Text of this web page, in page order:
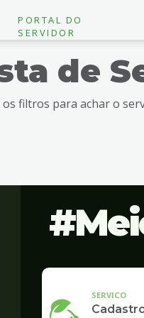
PORTAL DO
SERVIDOR
de
os filtros para achar o
SERVICO